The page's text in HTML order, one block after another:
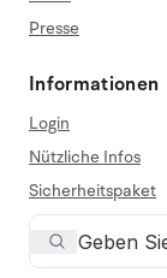
Presse
Informationen
Login
Nützliche Infos
Sicherheitspaket